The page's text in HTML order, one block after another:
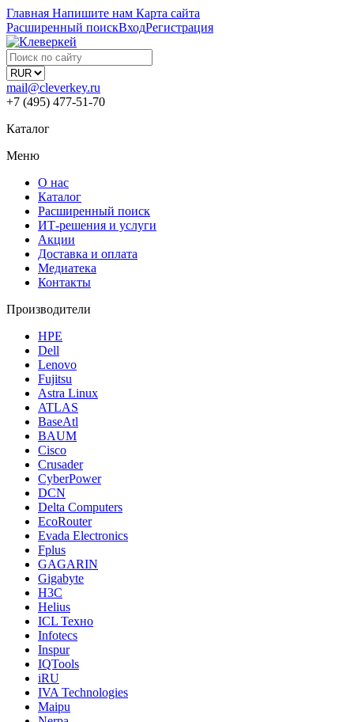
Главная Напишите нам Карта сайта
Расширенный поискВходРегистрация
mail@cleverkey.ru
+7 (495) 477-51-70
Каталог
Меню
О нас
Каталог
Расширенный поиск
ИТ-решения и услуги
Акции
Доставка и оплата
Медиатека
Контакты
Производители
HPE
Dell
Lenovo
Fujitsu
Astra Linux
ATLAS
BaseAtl
BAUM
Cisco
Crusader
CyberPower
DCN
Delta Computers
EcoRouter
Evada Electronics
Fplus
GAGARIN
Gigabyte
H3C
Helius
ICL Техно
Infotecs
Inspur
IQTools
iRU
IVA Technologies
Maipu